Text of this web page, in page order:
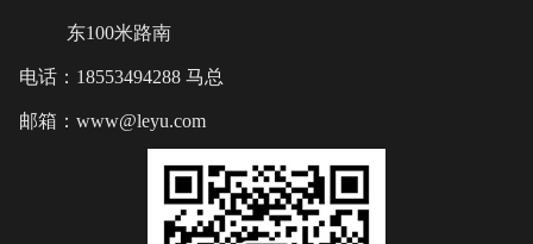
东100米路南
电话：18553494288 马总
邮箱：www@leyu.com